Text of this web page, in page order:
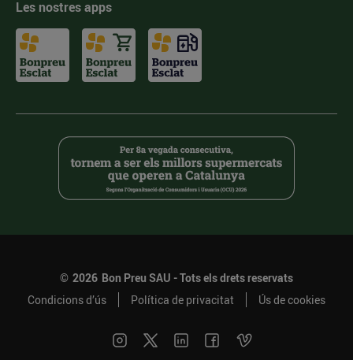
Les nostres apps
© 2026 Bon Preu SAU - Tots els drets reservats
Condicions d’ús
Política de privacitat Ús de cookies